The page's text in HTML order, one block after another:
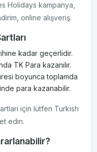
Holidays kampanya,
online alışveriş.
kadar geçerlidir.
TK Para kazanılır.
boyunca toplamda
para kazanabilir.
için lütfen Turkish
edin.